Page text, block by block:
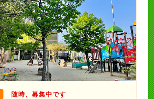
随時、募集中です